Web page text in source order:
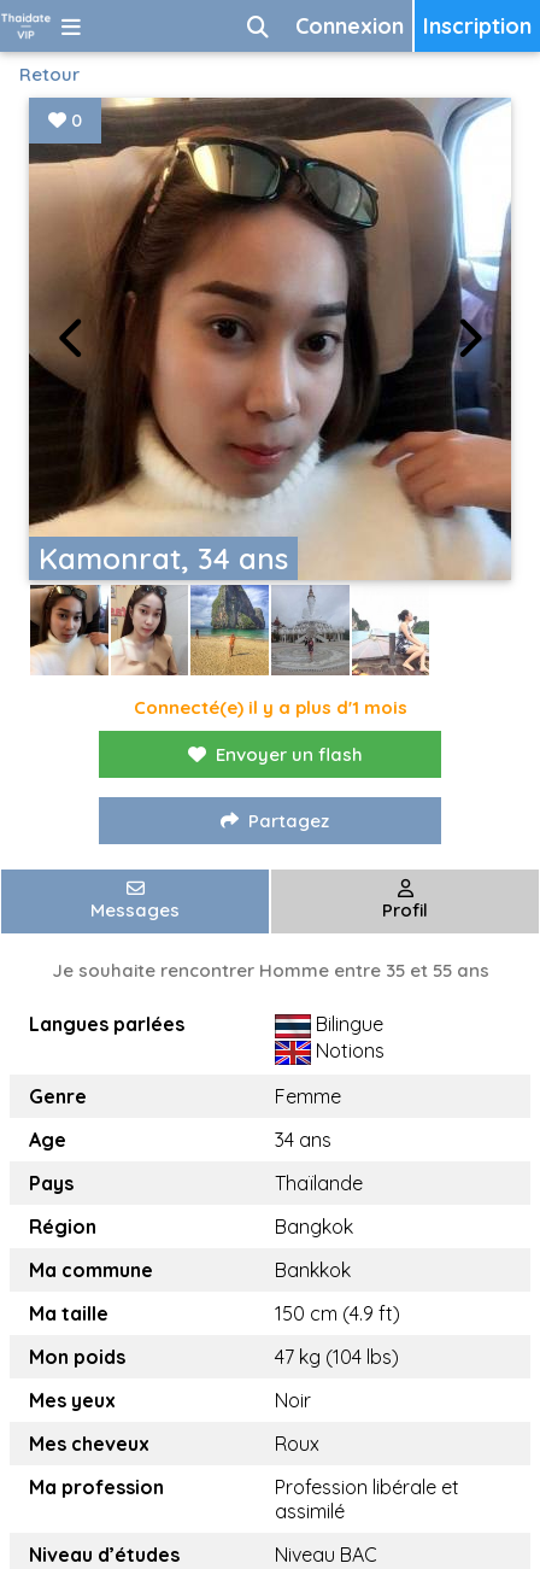
Inscription
Connexion
Retour
Kamonrat, 34 ans
0
Connecté(e) il y a plus d'1 mois
Envoyer un flash
Partagez
Messages Profil
Je souhaite rencontrer Homme entre 35 et 55 ans
Langues parlées
Bilingue
Notions
Genre
Femme
Age
34 ans
Pays
Thaïlande
Région
Bangkok
Ma commune
Bankkok
Ma taille
150 cm (4.9 ft)
Mon poids
47 kg (104 lbs)
Mes yeux
Noir
Mes cheveux
Roux
Ma profession
Profession libérale et
assimilé
Niveau d’études
Niveau BAC